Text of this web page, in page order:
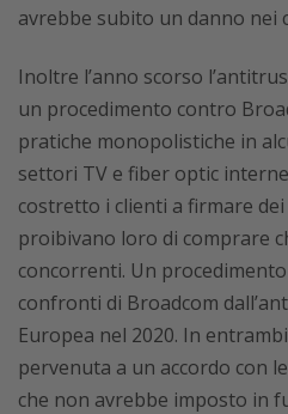
avrebbe subito un danno nei
Inoltre l’anno scorso
un procedimento contro
pratiche monopolistiche in
settori TV e fiber optic
costretto i clienti a firmare dei
proibivano loro di comprare
concorrenti. Un
confronti di Broadcom
Europea nel 2020. In
pervenuta a un accordo con
che non avrebbe imposto in